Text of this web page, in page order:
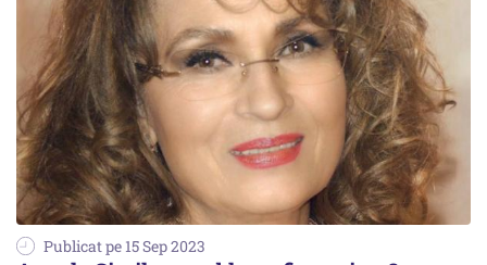
Publicat pe 15 Sep 2023